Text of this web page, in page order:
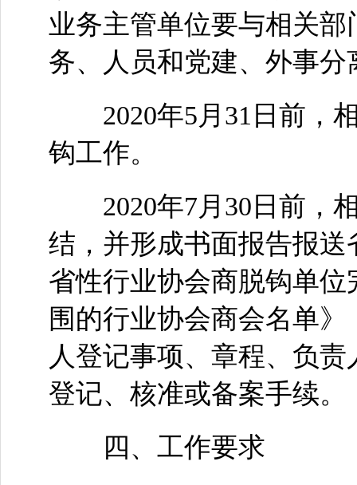
业务主管单位要与相关
务、人员和党建、外事
2020年5月31日前，相
钩工作。
2020年7月30日前，相
结，并形成书面报告报
省性行业协会商脱钩单
围的行业协会商会名单
人登记事项、章程、负
登记、核准或备案手续。
四、工作要求